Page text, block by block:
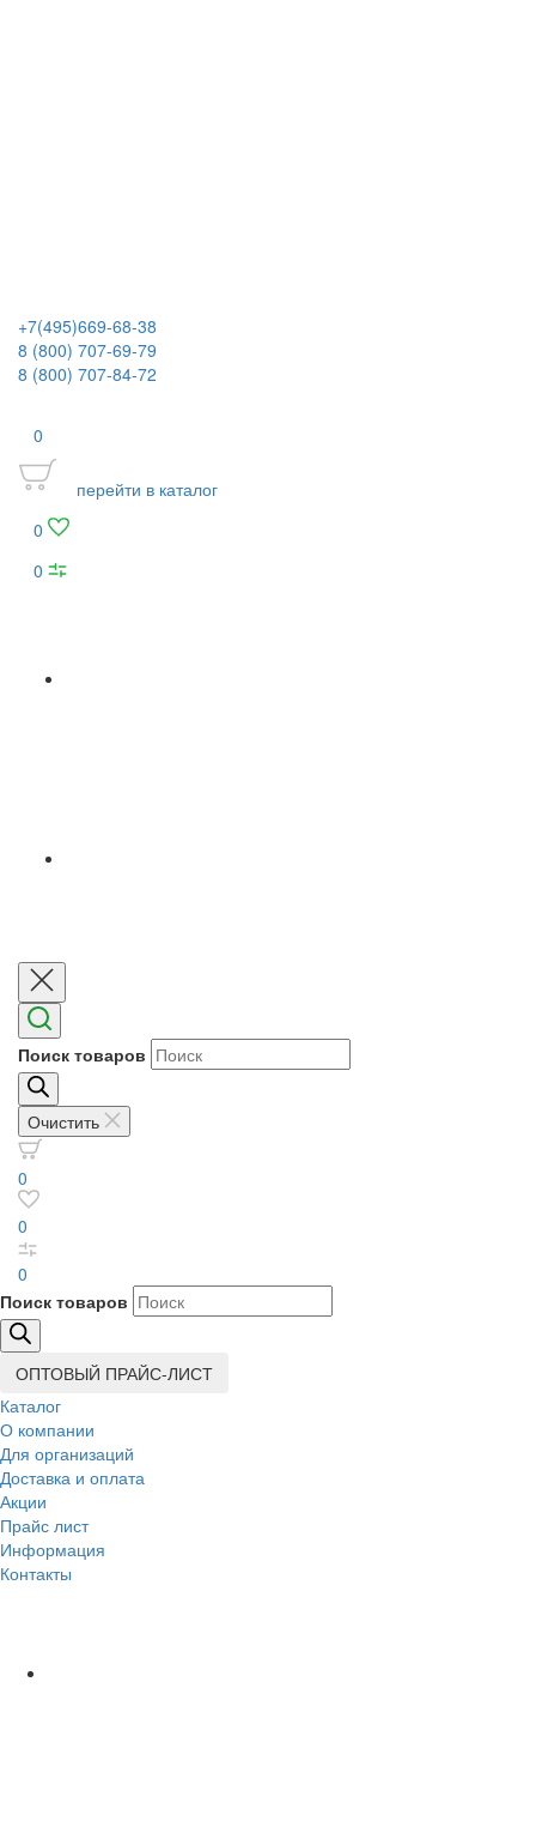
+7(495)669-68-38
8 (800) 707-69-79
8 (800) 707-84-72
0
перейти в каталог
0
0
Поиск товаров
Очистить
0
0
0
Поиск товаров
ОПТОВЫЙ ПРАЙС-ЛИСТ
Каталог
О компании
Для организаций
Доставка и оплата
Акции
Прайс лист
Информация
Контакты